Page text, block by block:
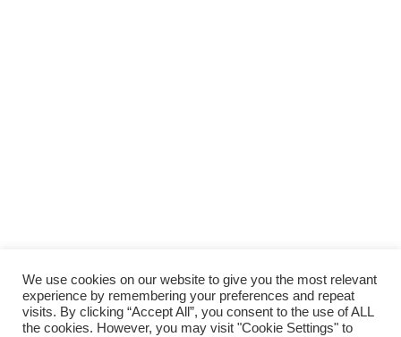
We use cookies on our website to give you the most relevant
experience by remembering your preferences and repeat
visits. By clicking “Accept All”, you consent to the use of ALL
the cookies. However, you may visit "Cookie Settings" to